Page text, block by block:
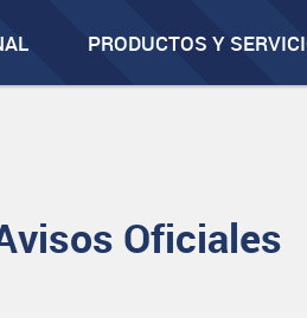
PRODUCTOS Y
Oficiales